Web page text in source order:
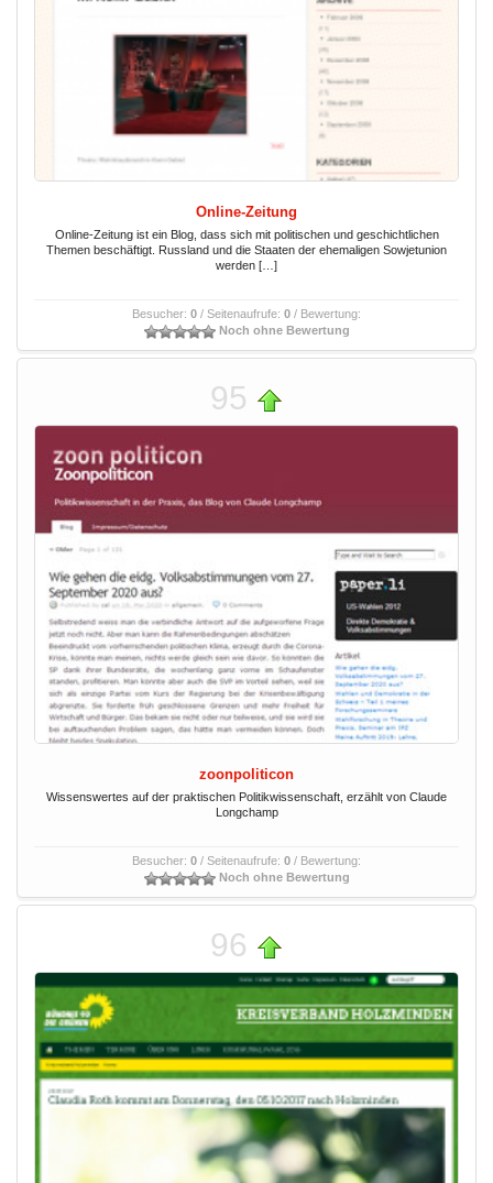
Online-Zeitung
Online-Zeitung ist ein Blog, dass sich mit politischen und geschichtlichen
Themen beschäftigt. Russland und die Staaten der ehemaligen Sowjetunion
werden […]
Besucher: 0 / Seitenaufrufe: 0 / Bewertung:
Noch ohne Bewertung
95
zoonpoliticon
Wissenswertes auf der praktischen Politikwissenschaft, erzählt von Claude
Longchamp
Besucher: 0 / Seitenaufrufe: 0 / Bewertung:
Noch ohne Bewertung
96